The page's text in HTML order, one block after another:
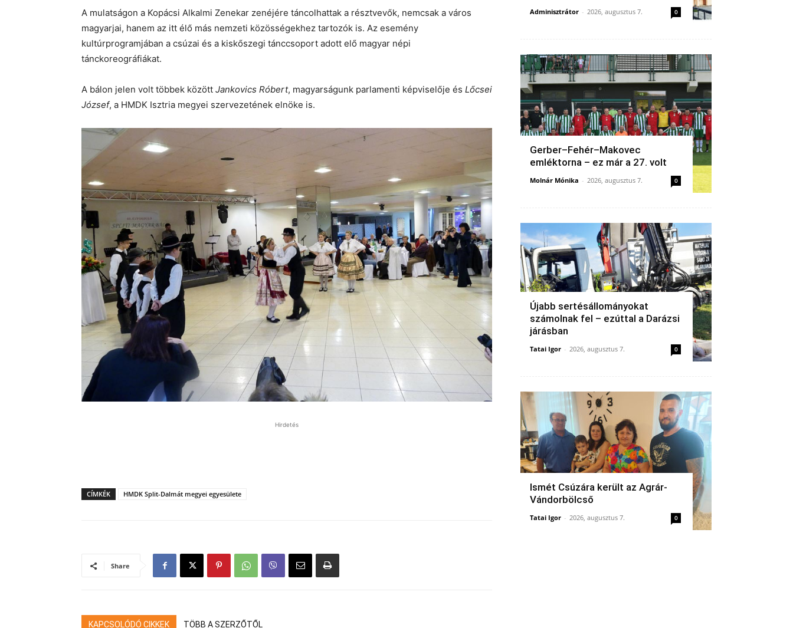
A mulatságon a Kopácsi Alkalmi Zenekar zenéjére táncolhattak a résztvevők, nemcsak a város
magyarjai, hanem az itt élő más nemzeti közösségekhez tartozók is. Az esemény
kultúrprogramjában a csúzai és a kiskőszegi tánccsoport adott elő magyar népi
tánckoreográfiákat.
A bálon jelen volt többek között Jankovics Róbert, magyarságunk parlamenti képviselője és Lőcsei
József, a HMDK Isztria megyei szervezetének elnöke is.
Hirdetés
CÍMKÉK HMDK Split-Dalmát megyei egyesülete
Share
KAPCSOLÓDÓ CIKKEK TÖBB A SZERZŐTŐL
Adminisztrátor - 2026, augusztus 7. 0
Gerber–Fehér–Makovec
emléktorna – ez már a 27. volt
Molnár Mónika - 2026, augusztus 7. 0
Újabb sertésállományokat
számolnak fel – ezúttal a Darázsi
járásban
Tatai Igor - 2026, augusztus 7. 0
Ismét Csúzára került az Agrár-
Vándorbölcső
Tatai Igor - 2026, augusztus 7. 0